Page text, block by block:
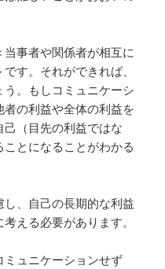
事者や関係者が相互に
す。それができれば、
。もしコミュニケーシ
の利益や全体の利益を
（目先の利益ではな
とになることがわかる
、自己の長期的な利益
える必要があります。
ュニケーションせず